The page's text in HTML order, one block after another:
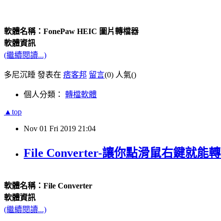
軟體名稱：FonePaw HEIC 圖片轉檔器
軟體資訊
(繼續閱讀...)
多尼沉睡 發表在 痞客邦 留言(0) 人氣()
個人分類： 轉檔軟體
▲top
Nov 01 Fri 2019 21:04
File Converter-讓你點滑鼠右鍵就能
軟體名稱：File Converter
軟體資訊
(繼續閱讀...)